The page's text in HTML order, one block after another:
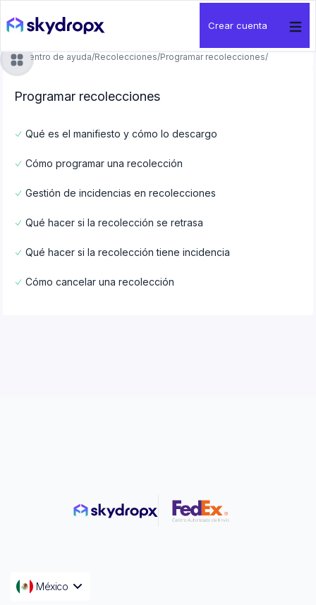
Crear cuenta
Centro de ayuda/Recolecciones/Programar recolecciones/
Programar recolecciones
Qué es el manifiesto y cómo lo descargo
Cómo programar una recolección
Gestión de incidencias en recolecciones
Qué hacer si la recolección se retrasa
Qué hacer si la recolección tiene incidencia
Cómo cancelar una recolección
México